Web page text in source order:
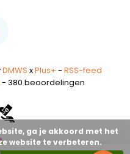
DMWS xPlus+ - RSS-feed
- 380 beoordelingen
ga je akkoord met het
website te verbeteren.